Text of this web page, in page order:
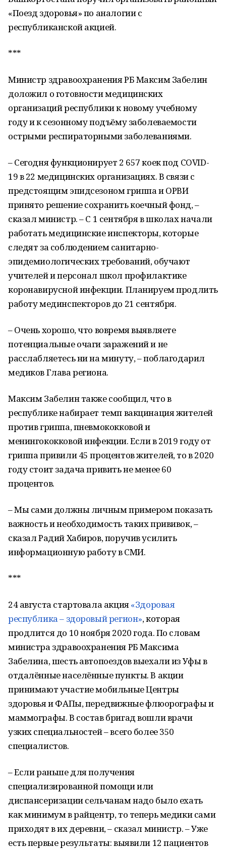
«Поезд здоровья» по аналогии с
республиканской акцией.
***
Министр здравоохранения РБ Максим Забелин
доложил о готовности медицинских
организаций республики к новому учебному
году и к сезонному подъёму заболеваемости
острыми респираторными заболеваниями.
– Сегодня функционирует 2 657 коек под COVID-
19 в 22 медицинских организациях. В связи с
предстоящим эпидсезоном гриппа и ОРВИ
принято решение сохранить коечный фонд, –
сказал министр. – С 1 сентября в школах начали
работать медицинские инспекторы, которые
следят за соблюдением санитарно-
эпидемиологических требований, обучают
учителей и персонал школ профилактике
коронавирусной инфекции. Планируем продлить
работу мединспекторов до 21 сентября.
– Очень хорошо, что вовремя выявляете
потенциальные очаги заражений и не
расслабляетесь ни на минуту, – поблагодарил
медиков Глава региона.
Максим Забелин также сообщил, что в
республике набирает темп вакцинация жителей
против гриппа, пневмококковой и
менингококковой инфекции. Если в 2019 году от
гриппа привили 45 процентов жителей, то в 2020
году стоит задача привить не менее 60
процентов.
– Мы сами должны личным примером показать
важность и необходимость таких прививок, –
сказал Радий Хабиров, поручив усилить
информационную работу в СМИ.
***
24 августа стартовала акция«Здоровая
республика – здоровый регион», которая
продлится до 10 ноября 2020 года. По словам
министра здравоохранения РБ Максима
Забелина, шесть автопоездов выехали из Уфы в
отдалённые населённые пункты. В акции
принимают участие мобильные Центры
здоровья и ФАПы, передвижные флюорографы и
маммографы. В состав бригад вошли врачи
узких специальностей – всего более 350
специалистов.
– Если раньше для получения
специализированной помощи или
диспансеризации сельчанам надо было ехать
как минимум в райцентр, то теперь медики сами
приходят в их деревни, – сказал министр. – Уже
есть первые результаты: выявили 12 пациентов